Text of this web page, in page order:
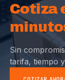
Cotiza
Sin
tarifa, tiempo